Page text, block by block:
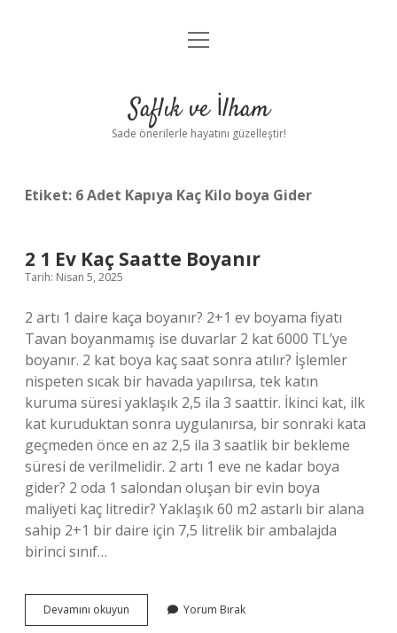
Anasayfa
Yasal Uyarı
menüyü
Saflık ve İlham
Sade önerilerle hayatını güzelleştir!
Etiket: 6 Adet Kapıya Kaç Kilo boya Gider
2 1 Ev Kaç Saatte Boyanır
Tarih: Nisan 5, 2025
2 artı 1 daire kaça boyanır? 2+1 ev boyama fiyatı
Tavan boyanmamış ise duvarlar 2 kat 6000 TL’ye
boyanır. 2 kat boya kaç saat sonra atılır? İşlemler
nispeten sıcak bir havada yapılırsa, tek katın
kuruma süresi yaklaşık 2,5 ila 3 saattir. İkinci kat, ilk
kat kuruduktan sonra uygulanırsa, bir sonraki kata
geçmeden önce en az 2,5 ila 3 saatlik bir bekleme
süresi de verilmelidir. 2 artı 1 eve ne kadar boya
gider? 2 oda 1 salondan oluşan bir evin boya
maliyeti kaç litredir? Yaklaşık 60 m2 astarlı bir alana
sahip 2+1 bir daire için 7,5 litrelik bir ambalajda
birinci sınıf…
Devamını okuyun
1
Yorum Bırak